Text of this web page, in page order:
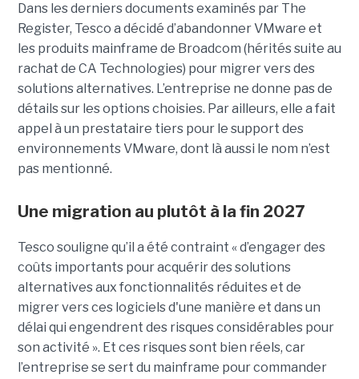
Dans les derniers documents examinés par The
Register, Tesco a décidé d’abandonner VMware et
les produits mainframe de Broadcom (hérités suite au
rachat de CA Technologies) pour migrer vers des
solutions alternatives. L’entreprise ne donne pas de
détails sur les options choisies. Par ailleurs, elle a fait
appel à un prestataire tiers pour le support des
environnements VMware, dont là aussi le nom n’est
pas mentionné.
Une migration au plutôt à la fin 2027
Tesco souligne qu’il a été contraint « d’engager des
coûts importants pour acquérir des solutions
alternatives aux fonctionnalités réduites et de
migrer vers ces logiciels d'une manière et dans un
délai qui engendrent des risques considérables pour
son activité ». Et ces risques sont bien réels, car
l’entreprise se sert du mainframe pour commander